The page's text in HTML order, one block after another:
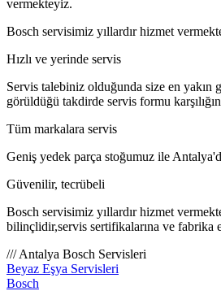
vermekteyiz.
Bosch servisimiz yıllardır hizmet
Hızlı ve yerinde servis
Servis talebiniz olduğunda size en yakın
görüldüğü takdirde servis formu
Tüm markalara servis
Geniş yedek parça stoğumuz ile
Güvenilir, tecrübeli
Bosch servisimiz yıllardır hizmet
bilinçlidir,servis sertifikalarına ve fabrika
/// Antalya Bosch Servisleri
Beyaz Eşya Servisleri
Bosch